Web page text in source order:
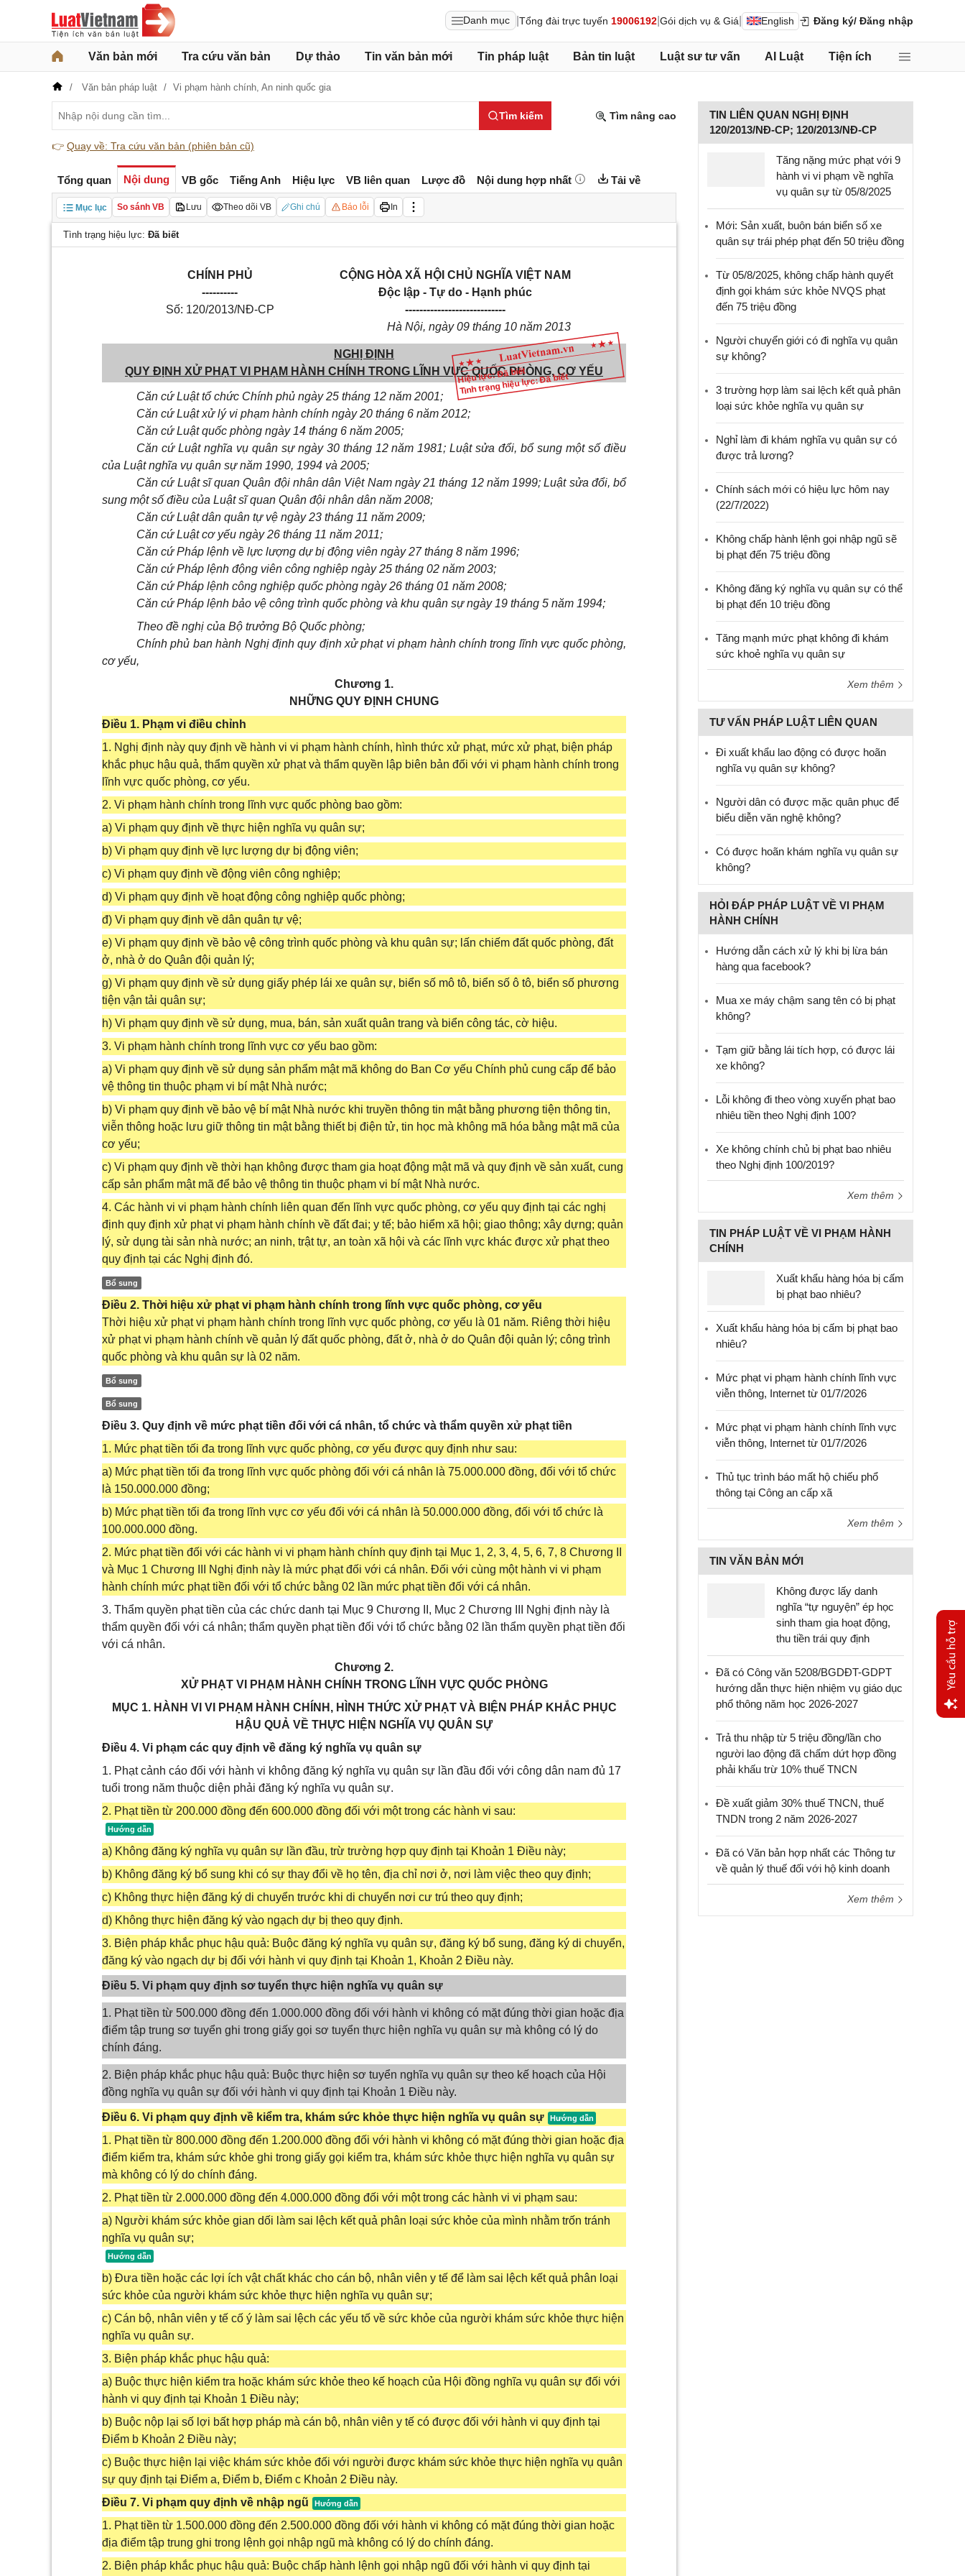
Danh mục Tổng đài trực tuyến 19006192 Gói dịch vụ & Giá English Đăng ký/ Đăng nhập
Văn bản mới Tra cứu văn bản Dự thảo Tin văn bản mới Tin pháp luật Bản tin luật Luật sư tư vấn AI Luật Tiện ích
Văn bản pháp luật Vi phạm hành chính, An ninh quốc gia
Tìm kiếm Tìm nâng cao
👉 Quay về: Tra cứu văn bản (phiên bản cũ)
Tổng quan Nội dung VB gốc Tiếng Anh Hiệu lực VB liên quan Lược đồ Nội dung hợp nhất Tải về
Mục lục So sánh VB Lưu Theo dõi VB Ghi chú Báo lỗi In
Tình trạng hiệu lực: Đã biết
Hiệu lực: Đã biết
Tình trạng hiệu lực: Đã biết
CHÍNH PHỦ
----------
Số: 120/2013/NĐ-CP
CỘNG HÒA XÃ HỘI CHỦ NGHĨA VIỆT NAM
Độc lập - Tự do - Hạnh phúc
----------------------------
Hà Nội, ngày 09 tháng 10 năm 2013
NGHỊ ĐỊNH
QUY ĐỊNH XỬ PHẠT VI PHẠM HÀNH CHÍNH TRONG LĨNH VỰC QUỐC PHÒNG, CƠ YẾU
Căn cứ Luật tổ chức Chính phủ ngày 25 tháng 12 năm 2001;
Căn cứ Luật xử lý vi phạm hành chính ngày 20 tháng 6 năm 2012;
Căn cứ Luật quốc phòng ngày 14 tháng 6 năm 2005;
Căn cứ Luật nghĩa vụ quân sự ngày 30 tháng 12 năm 1981; Luật sửa đổi, bổ sung một số điều
của Luật nghĩa vụ quân sự năm 1990, 1994 và 2005;
Căn cứ Luật sĩ quan Quân đội nhân dân Việt Nam ngày 21 tháng 12 năm 1999; Luật sửa đổi, bổ
sung một số điều của Luật sĩ quan Quân đội nhân dân năm 2008;
Căn cứ Luật dân quân tự vệ ngày 23 tháng 11 năm 2009;
Căn cứ Luật cơ yếu ngày 26 tháng 11 năm 2011;
Căn cứ Pháp lệnh về lực lượng dự bị động viên ngày 27 tháng 8 năm 1996;
Căn cứ Pháp lệnh động viên công nghiệp ngày 25 tháng 02 năm 2003;
Căn cứ Pháp lệnh công nghiệp quốc phòng ngày 26 tháng 01 năm 2008;
Căn cứ Pháp lệnh bảo vệ công trình quốc phòng và khu quân sự ngày 19 tháng 5 năm 1994;
Theo đề nghị của Bộ trưởng Bộ Quốc phòng;
Chính phủ ban hành Nghị định quy định xử phạt vi phạm hành chính trong lĩnh vực quốc phòng,
cơ yếu,
Chương 1.
NHỮNG QUY ĐỊNH CHUNG
Điều 1. Phạm vi điều chỉnh
1. Nghị định này quy định về hành vi vi phạm hành chính, hình thức xử phạt, mức xử phạt, biện pháp
khắc phục hậu quả, thẩm quyền xử phạt và thẩm quyền lập biên bản đối với vi phạm hành chính trong
lĩnh vực quốc phòng, cơ yếu.
2. Vi phạm hành chính trong lĩnh vực quốc phòng bao gồm:
a) Vi phạm quy định về thực hiện nghĩa vụ quân sự;
b) Vi phạm quy định về lực lượng dự bị động viên;
c) Vi phạm quy định về động viên công nghiệp;
d) Vi phạm quy định về hoạt động công nghiệp quốc phòng;
đ) Vi phạm quy định về dân quân tự vệ;
e) Vi phạm quy định về bảo vệ công trình quốc phòng và khu quân sự; lấn chiếm đất quốc phòng, đất
ở, nhà ở do Quân đội quản lý;
g) Vi phạm quy định về sử dụng giấy phép lái xe quân sự, biển số mô tô, biển số ô tô, biển số phương
tiện vận tải quân sự;
h) Vi phạm quy định về sử dụng, mua, bán, sản xuất quân trang và biển công tác, cờ hiệu.
3. Vi phạm hành chính trong lĩnh vực cơ yếu bao gồm:
a) Vi phạm quy định về sử dụng sản phẩm mật mã không do Ban Cơ yếu Chính phủ cung cấp để bảo
vệ thông tin thuộc phạm vi bí mật Nhà nước;
b) Vi phạm quy định về bảo vệ bí mật Nhà nước khi truyền thông tin mật bằng phương tiện thông tin,
viễn thông hoặc lưu giữ thông tin mật bằng thiết bị điện tử, tin học mà không mã hóa bằng mật mã của
cơ yếu;
c) Vi phạm quy định về thời hạn không được tham gia hoạt động mật mã và quy định về sản xuất, cung
cấp sản phẩm mật mã để bảo vệ thông tin thuộc phạm vi bí mật Nhà nước.
4. Các hành vi vi phạm hành chính liên quan đến lĩnh vực quốc phòng, cơ yếu quy định tại các nghị
định quy định xử phạt vi phạm hành chính về đất đai; y tế; bảo hiểm xã hội; giao thông; xây dựng; quản
lý, sử dụng tài sản nhà nước; an ninh, trật tự, an toàn xã hội và các lĩnh vực khác được xử phạt theo
quy định tại các Nghị định đó.
Bổ sung
Điều 2. Thời hiệu xử phạt vi phạm hành chính trong lĩnh vực quốc phòng, cơ yếu
Thời hiệu xử phạt vi phạm hành chính trong lĩnh vực quốc phòng, cơ yếu là 01 năm. Riêng thời hiệu
xử phạt vi phạm hành chính về quản lý đất quốc phòng, đất ở, nhà ở do Quân đội quản lý; công trình
quốc phòng và khu quân sự là 02 năm.
Bổ sung
Bổ sung
Điều 3. Quy định về mức phạt tiền đối với cá nhân, tổ chức và thẩm quyền xử phạt tiền
1. Mức phạt tiền tối đa trong lĩnh vực quốc phòng, cơ yếu được quy định như sau:
a) Mức phạt tiền tối đa trong lĩnh vực quốc phòng đối với cá nhân là 75.000.000 đồng, đối với tổ chức
là 150.000.000 đồng;
b) Mức phạt tiền tối đa trong lĩnh vực cơ yếu đối với cá nhân là 50.000.000 đồng, đối với tổ chức là
100.000.000 đồng.
2. Mức phạt tiền đối với các hành vi vi phạm hành chính quy định tại Mục 1, 2, 3, 4, 5, 6, 7, 8 Chương II
và Mục 1 Chương III Nghị định này là mức phạt đối với cá nhân. Đối với cùng một hành vi vi phạm
hành chính mức phạt tiền đối với tổ chức bằng 02 lần mức phạt tiền đối với cá nhân.
3. Thẩm quyền phạt tiền của các chức danh tại Mục 9 Chương II, Mục 2 Chương III Nghị định này là
thẩm quyền đối với cá nhân; thẩm quyền phạt tiền đối với tổ chức bằng 02 lần thẩm quyền phạt tiền đối
với cá nhân.
Chương 2.
XỬ PHẠT VI PHẠM HÀNH CHÍNH TRONG LĨNH VỰC QUỐC PHÒNG
MỤC 1. HÀNH VI VI PHẠM HÀNH CHÍNH, HÌNH THỨC XỬ PHẠT VÀ BIỆN PHÁP KHẮC PHỤC
HẬU QUẢ VỀ THỰC HIỆN NGHĨA VỤ QUÂN SỰ
Điều 4. Vi phạm các quy định về đăng ký nghĩa vụ quân sự
1. Phạt cảnh cáo đối với hành vi không đăng ký nghĩa vụ quân sự lần đầu đối với công dân nam đủ 17
tuổi trong năm thuộc diện phải đăng ký nghĩa vụ quân sự.
2. Phạt tiền từ 200.000 đồng đến 600.000 đồng đối với một trong các hành vi sau:
a) Không đăng ký nghĩa vụ quân sự lần đầu, trừ trường hợp quy định tại Khoản 1 Điều này;
b) Không đăng ký bổ sung khi có sự thay đổi về họ tên, địa chỉ nơi ở, nơi làm việc theo quy định;
c) Không thực hiện đăng ký di chuyển trước khi di chuyển nơi cư trú theo quy định;
d) Không thực hiện đăng ký vào ngạch dự bị theo quy định.
3. Biện pháp khắc phục hậu quả: Buộc đăng ký nghĩa vụ quân sự, đăng ký bổ sung, đăng ký di chuyển,
đăng ký vào ngạch dự bị đối với hành vi quy định tại Khoản 1, Khoản 2 Điều này.
Điều 5. Vi phạm quy định sơ tuyển thực hiện nghĩa vụ quân sự
1. Phạt tiền từ 500.000 đồng đến 1.000.000 đồng đối với hành vi không có mặt đúng thời gian hoặc địa
điểm tập trung sơ tuyển ghi trong giấy gọi sơ tuyển thực hiện nghĩa vụ quân sự mà không có lý do
chính đáng.
2. Biện pháp khắc phục hậu quả: Buộc thực hiện sơ tuyển nghĩa vụ quân sự theo kế hoạch của Hội
đồng nghĩa vụ quân sự đối với hành vi quy định tại Khoản 1 Điều này.
Điều 6. Vi phạm quy định về kiểm tra, khám sức khỏe thực hiện nghĩa vụ quân sự
1. Phạt tiền từ 800.000 đồng đến 1.200.000 đồng đối với hành vi không có mặt đúng thời gian hoặc địa
điểm kiểm tra, khám sức khỏe ghi trong giấy gọi kiểm tra, khám sức khỏe thực hiện nghĩa vụ quân sự
mà không có lý do chính đáng.
2. Phạt tiền từ 2.000.000 đồng đến 4.000.000 đồng đối với một trong các hành vi vi phạm sau:
a) Người khám sức khỏe gian dối làm sai lệch kết quả phân loại sức khỏe của mình nhằm trốn tránh
nghĩa vụ quân sự;
b) Đưa tiền hoặc các lợi ích vật chất khác cho cán bộ, nhân viên y tế để làm sai lệch kết quả phân loại
sức khỏe của người khám sức khỏe thực hiện nghĩa vụ quân sự;
c) Cán bộ, nhân viên y tế cố ý làm sai lệch các yếu tố về sức khỏe của người khám sức khỏe thực hiện
nghĩa vụ quân sự.
3. Biện pháp khắc phục hậu quả:
a) Buộc thực hiện kiểm tra hoặc khám sức khỏe theo kế hoạch của Hội đồng nghĩa vụ quân sự đối với
hành vi quy định tại Khoản 1 Điều này;
b) Buộc nộp lại số lợi bất hợp pháp mà cán bộ, nhân viên y tế có được đối với hành vi quy định tại
Điểm b Khoản 2 Điều này;
c) Buộc thực hiện lại việc khám sức khỏe đối với người được khám sức khỏe thực hiện nghĩa vụ quân
sự quy định tại Điểm a, Điểm b, Điểm c Khoản 2 Điều này.
Điều 7. Vi phạm quy định về nhập ngũ
1. Phạt tiền từ 1.500.000 đồng đến 2.500.000 đồng đối với hành vi không có mặt đúng thời gian hoặc
địa điểm tập trung ghi trong lệnh gọi nhập ngũ mà không có lý do chính đáng.
2. Biện pháp khắc phục hậu quả: Buộc chấp hành lệnh gọi nhập ngũ đối với hành vi quy định tại
TIN LIÊN QUAN NGHỊ ĐỊNH
120/2013/NĐ-CP; 120/2013/NĐ-CP
Tăng nặng mức phạt với 9
hành vi vi phạm về nghĩa
vụ quân sự từ 05/8/2025
Mới: Sản xuất, buôn bán biển số xe
quân sự trái phép phạt đến 50 triệu đồng
Từ 05/8/2025, không chấp hành quyết
định gọi khám sức khỏe NVQS phạt
đến 75 triệu đồng
Người chuyển giới có đi nghĩa vụ quân
sự không?
3 trường hợp làm sai lệch kết quả phân
loại sức khỏe nghĩa vụ quân sự
Nghỉ làm đi khám nghĩa vụ quân sự có
được trả lương?
Chính sách mới có hiệu lực hôm nay
(22/7/2022)
Không chấp hành lệnh gọi nhập ngũ sẽ
bị phạt đến 75 triệu đồng
Không đăng ký nghĩa vụ quân sự có thể
bị phạt đến 10 triệu đồng
Tăng mạnh mức phạt không đi khám
sức khoẻ nghĩa vụ quân sự
Xem thêm
TƯ VẤN PHÁP LUẬT LIÊN QUAN
Đi xuất khẩu lao động có được hoãn
nghĩa vụ quân sự không?
Người dân có được mặc quân phục để
biểu diễn văn nghệ không?
Có được hoãn khám nghĩa vụ quân sự
không?
HỎI ĐÁP PHÁP LUẬT VỀ VI PHẠM
HÀNH CHÍNH
Hướng dẫn cách xử lý khi bị lừa bán
hàng qua facebook?
Mua xe máy chậm sang tên có bị phạt
không?
Tạm giữ bằng lái tích hợp, có được lái
xe không?
Lỗi không đi theo vòng xuyến phạt bao
nhiêu tiền theo Nghị định 100?
Xe không chính chủ bị phạt bao nhiêu
theo Nghị định 100/2019?
Xem thêm
TIN PHÁP LUẬT VỀ VI PHẠM HÀNH
CHÍNH
Xuất khẩu hàng hóa bị cấm
bị phạt bao nhiêu?
Xuất khẩu hàng hóa bị cấm bị phạt bao
nhiêu?
Mức phạt vi phạm hành chính lĩnh vực
viễn thông, Internet từ 01/7/2026
Mức phạt vi phạm hành chính lĩnh vực
viễn thông, Internet từ 01/7/2026
Thủ tục trình báo mất hộ chiếu phổ
thông tại Công an cấp xã
Xem thêm
TIN VĂN BẢN MỚI
Không được lấy danh
nghĩa “tự nguyện” ép học
sinh tham gia hoạt động,
thu tiền trái quy định
Đã có Công văn 5208/BGDĐT-GDPT
hướng dẫn thực hiện nhiệm vụ giáo dục
phổ thông năm học 2026-2027
Trả thu nhập từ 5 triệu đồng/lần cho
người lao động đã chấm dứt hợp đồng
phải khấu trừ 10% thuế TNCN
Đề xuất giảm 30% thuế TNCN, thuế
TNDN trong 2 năm 2026-2027
Đã có Văn bản hợp nhất các Thông tư
về quản lý thuế đối với hộ kinh doanh
Xem thêm